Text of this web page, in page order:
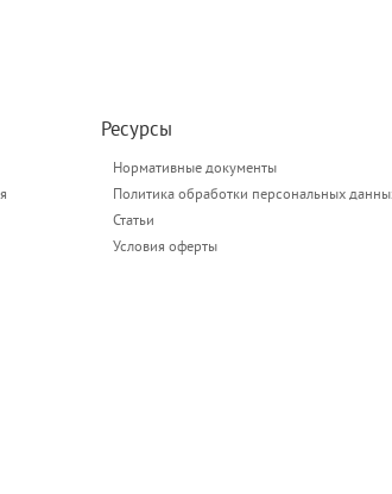
Ресурсы
Нормативные документы
Политика обработки персональных
Статьи
Условия оферты